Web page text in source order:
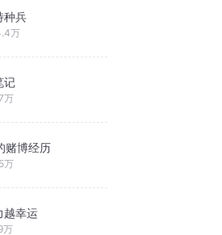
种兵
万
记
万
赌博经历
万
越幸运
万